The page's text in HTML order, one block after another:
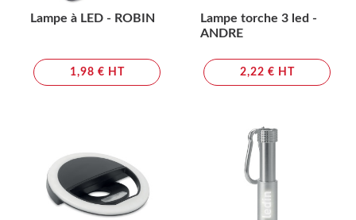
Lampe à LED - ROBIN
1,98 € HT
Lampe torche 3 led -
ANDRE
2,22 € HT